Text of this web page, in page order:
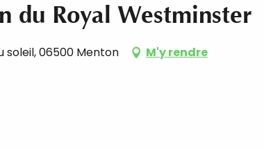
du Royal Westminster
soleil, 06500 Menton M'y rendre